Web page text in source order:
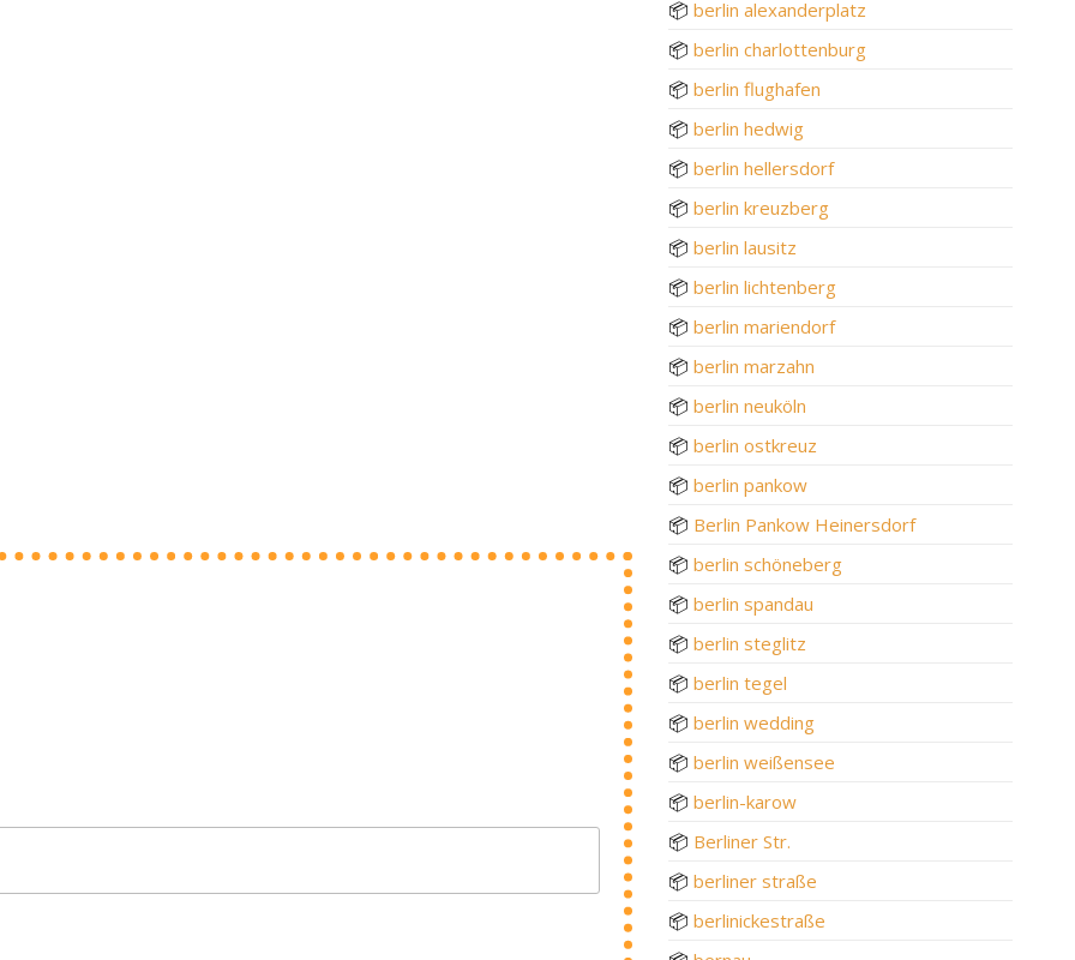
📦 berlin alexanderplatz
📦 berlin charlottenburg
📦 berlin flughafen
📦 berlin hedwig
📦 berlin hellersdorf
📦 berlin kreuzberg
📦 berlin lausitz
📦 berlin lichtenberg
📦 berlin mariendorf
📦 berlin marzahn
📦 berlin neuköln
📦 berlin ostkreuz
📦 berlin pankow
📦 Berlin Pankow Heinersdorf
📦 berlin schöneberg
📦 berlin spandau
📦 berlin steglitz
📦 berlin tegel
📦 berlin wedding
📦 berlin weißensee
📦 berlin-karow
📦 Berliner Str.
📦 berliner straße
📦 berlinickestraße